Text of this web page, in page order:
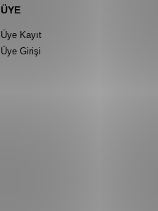
ÜYE
Üye Kayıt
Üye Girişi